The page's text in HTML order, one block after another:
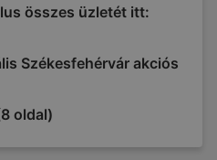
összes üzletét itt:
Székesfehérvár akciós
oldal)